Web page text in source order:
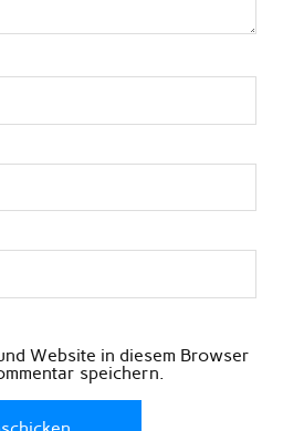
Website in diesem Browser
speichern.